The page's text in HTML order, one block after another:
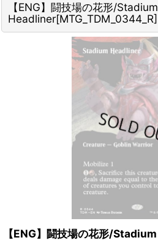
【ENG】闘技場の花形/Stadium
Headliner[MTG_TDM_0344_R]
【ENG】闘技場の花形/Stadium